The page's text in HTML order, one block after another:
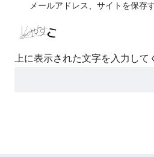
メールアドレス、サイトを保存す
上に表示された文字を入力して